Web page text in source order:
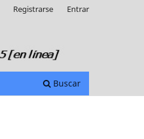
Buscar
Registrarse Entrar